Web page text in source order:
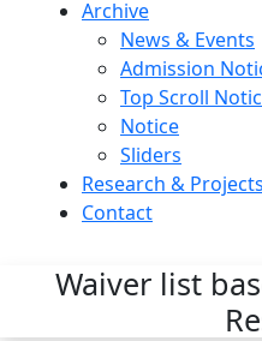
Archive
News & Events
Admission
Top Scroll
Notice
Sliders
Research & Projects
Contact
Waiver list